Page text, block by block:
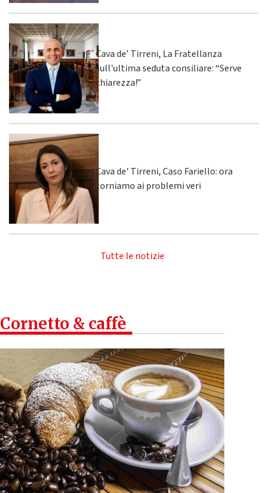
Cava de’ Tirreni, La Fratellanza
sull'ultima seduta consiliare: “Serve
chiarezza!”
Cava de' Tirreni, Caso Fariello: ora
torniamo ai problemi veri
Tutte le notizie
Cornetto & caffè